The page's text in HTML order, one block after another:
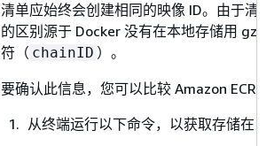
清单应始终会创建相同的映像 ID。由于清
的区别源于 Docker 没有在本地存储用
符（ chainID ）。
要确认此信息，您可以比较 Amazon ECR
从终端运行以下命令，以获取存储在